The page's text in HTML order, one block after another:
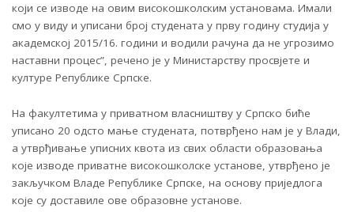
који се изводе на овим високошколским установама. Имали
смо у виду и уписани број студената у прву годину студија у
академској 2015/16. години и водили рачуна да не угрозимо
наставни процес”, речено је у Министарству просвјете и
културе Републике Српске.
На факултетима у приватном власништву у Српско биће
уписано 20 одсто мање студената, потврђено нам је у Влади,
а утврђивање уписних квота из свих области образовања
које изводе приватне високошколске установе, утврђено је
закључком Владе Републике Српске, на основу приједлога
које су доставиле ове образовне установе.